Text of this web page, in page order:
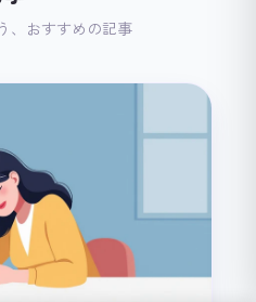
、おすすめの記事